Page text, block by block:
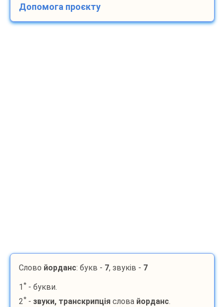
Допомога проєкту
Слово йорданс: букв - 7, звуків - 7
1 * - букви.
2* - звуки, транскрипція слова йорданс.